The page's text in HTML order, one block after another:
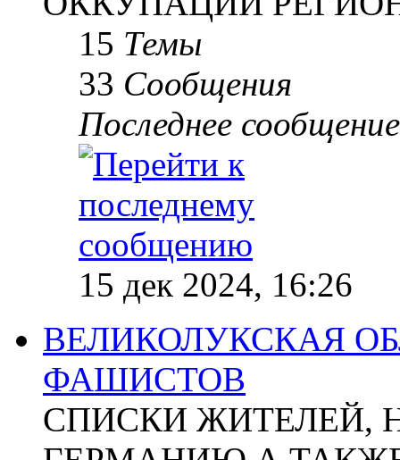
15 Темы
33 Сообщения
Последнее сообщение
15 дек 2024, 16:26
ВЕЛИКОЛУКСКАЯ
ФАШИСТОВ
СПИСКИ ЖИТЕЛЕЙ,